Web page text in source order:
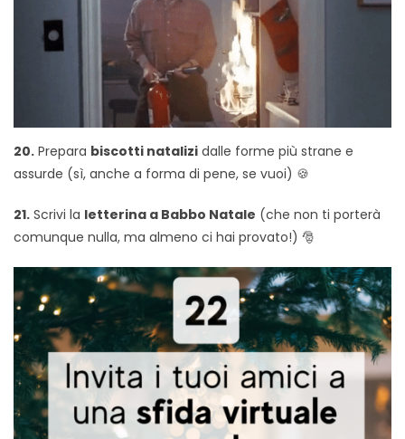
20. Prepara biscotti natalizi dalle forme più strane e
assurde (sì, anche a forma di pene, se vuoi) 🍪
21. Scrivi la letterina a Babbo Natale (che non ti porterà
comunque nulla, ma almeno ci hai provato!) 🎅